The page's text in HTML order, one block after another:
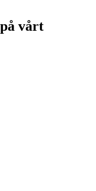
vårt